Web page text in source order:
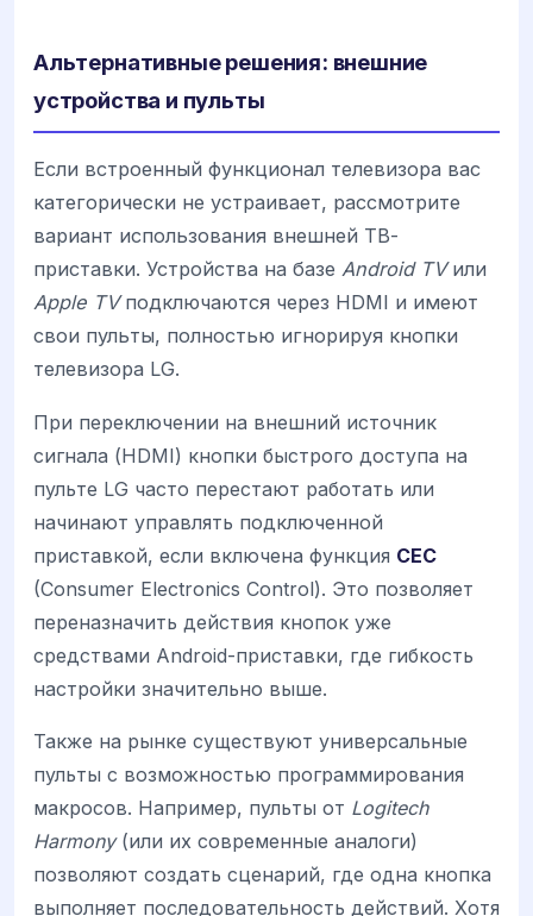
Альтернативные решения: внешние
устройства и пульты
Если встроенный функционал телевизора вас
категорически не устраивает, рассмотрите
вариант использования внешней ТВ-
приставки. Устройства на базе Android TVили
Apple TVподключаются через HDMI и имеют
свои пульты, полностью игнорируя кнопки
телевизора LG.
При переключении на внешний источник
сигнала (HDMI) кнопки быстрого доступа на
пульте LG часто перестают работать или
начинают управлять подключенной
приставкой, если включена функция CEC
(Consumer Electronics Control). Это позволяет
переназначить действия кнопок уже
средствами Android-приставки, где гибкость
настройки значительно выше.
Также на рынке существуют универсальные
пульты с возможностью программирования
макросов. Например, пульты от Logitech
Harmony(или их современные аналоги)
позволяют создать сценарий, где одна кнопка
выполняет последовательность действий. Хотя